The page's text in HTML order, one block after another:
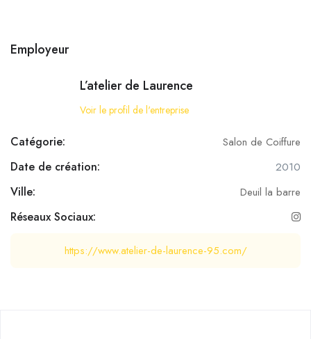
Employeur
L’atelier de Laurence
Voir le profil de l'entreprise
Catégorie: Salon de Coiffure
Date de création: 2010
Ville: Deuil la barre
Réseaux Sociaux:
https://www.atelier-de-laurence-95.com/